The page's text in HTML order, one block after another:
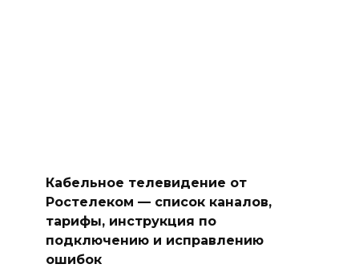
Кабельное телевидение от
Ростелеком — список каналов,
тарифы, инструкция по
подключению и исправлению
ошибок